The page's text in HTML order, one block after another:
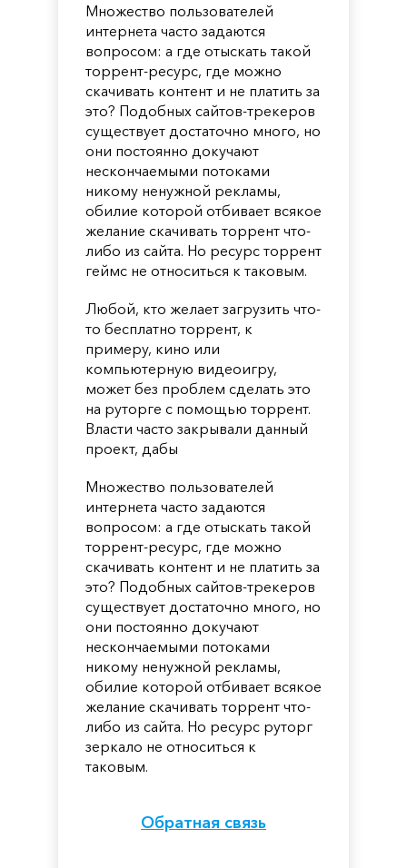
Множество пользователей
интернета часто задаются
вопросом: а где отыскать такой
торрент-ресурс, где можно
скачивать контент и не платить за
это? Подобных сайтов-трекеров
существует достаточно много, но
они постоянно докучают
нескончаемыми потоками
никому ненужной рекламы,
обилие которой отбивает всякое
желание скачивать торрент что-
либо из сайта. Но ресурс торрент
геймс не относиться к таковым.
Любой, кто желает загрузить что-
то бесплатно торрент, к
примеру, кино или
компьютерную видеоигру,
может без проблем сделать это
на руторге с помощью торрент.
Власти часто закрывали данный
проект, дабы
Множество пользователей
интернета часто задаются
вопросом: а где отыскать такой
торрент-ресурс, где можно
скачивать контент и не платить за
это? Подобных сайтов-трекеров
существует достаточно много, но
они постоянно докучают
нескончаемыми потоками
никому ненужной рекламы,
обилие которой отбивает всякое
желание скачивать торрент что-
либо из сайта. Но ресурс руторг
зеркало не относиться к
таковым.
Обратная связь